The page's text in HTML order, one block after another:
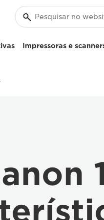
Impressoras e